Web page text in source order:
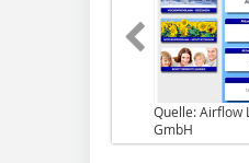
Quelle: Airflow
GmbH